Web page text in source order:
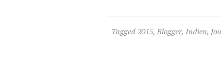
Tagged2015, Blogger, Indien,